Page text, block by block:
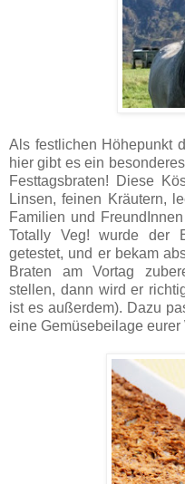
Als festlichen Höhepunkt
hier gibt es ein
Festtagsbraten! Diese
Linsen, feinen Kräutern,
Familien und
Totally Veg! wurde der
getestet, und er bekam
Braten am Vortag
stellen, dann wird er
ist es außerdem). Dazu
eine Gemüsebeilage eurer